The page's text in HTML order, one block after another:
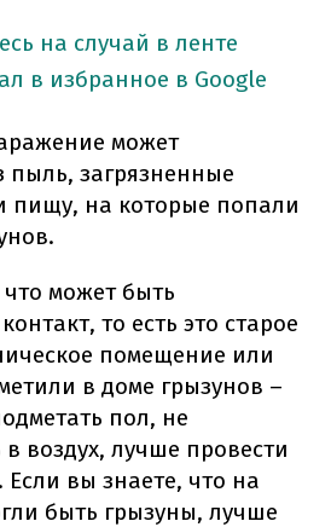
на случай в ленте
в избранное в Google
может
пыль, загрязненные
пищу, на которые попали
может быть
то есть это старое
помещение или
в доме грызунов –
пол, не
воздух, лучше провести
вы знаете, что на
быть грызуны, лучше